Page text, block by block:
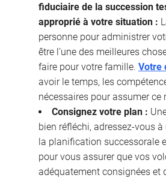
fiduciaire de la succession
approprié à votre situation :
personne pour administrer
être l’une des meilleures
faire pour votre famille. Votre
avoir le temps, les
nécessaires pour assumer ce
Consignez votre plan :
bien réfléchi, adressez-vous
la planification successorale
pour vous assurer que vos
adéquatement consignées et